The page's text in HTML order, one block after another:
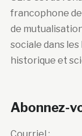
francophone
de
sociale dans
historique et
Abonnez-
Courriel :